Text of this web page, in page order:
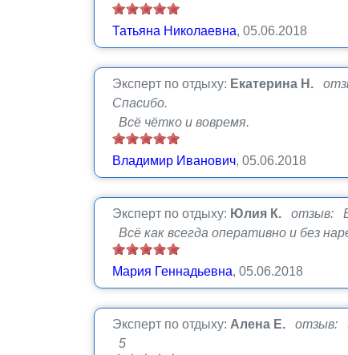
Татьяна Николаевна, 05.06.2018
Эксперт по отдыху: Екатерина Н.
Спасибо.
Всё чётко и вовремя.
Владимир Иванович, 05.06.2018
Эксперт по отдыху: Юлия К.
отзыв:
Всё как всегда оперативно и без
Мария Геннадьевна, 05.06.2018
Эксперт по отдыху: Алена Е.
отзыв:
5